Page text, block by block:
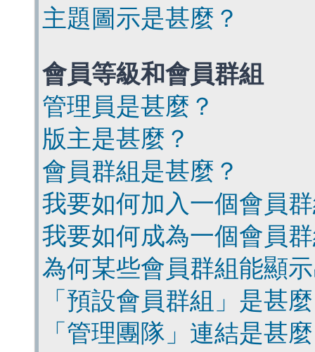
主題圖示是甚麼？
會員等級和會員群組
管理員是甚麼？
版主是甚麼？
會員群組是甚麼？
我要如何加入一個會員
我要如何成為一個會員
為何某些會員群組能顯
「預設會員群組」是甚
「管理團隊」連結是甚